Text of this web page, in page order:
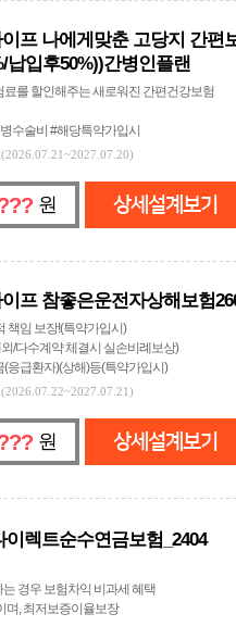
프 나에게맞춘 고당지 간편
납입후50%))간병인플랜
를 할인해주는 새로워진 간편건강보험
수술비 #해당특약가입시
원 상세설계보기
프 참좋은운전자상해보험
책임 보장!(특약가입시)
/다수계약 체결시 실손비례보상)
응급환자)(상해)등(특약가입시)
원 상세설계보기
이렉트순수연금보험_2404
경우 보험차익 비과세 혜택
며, 최저보증이율보장